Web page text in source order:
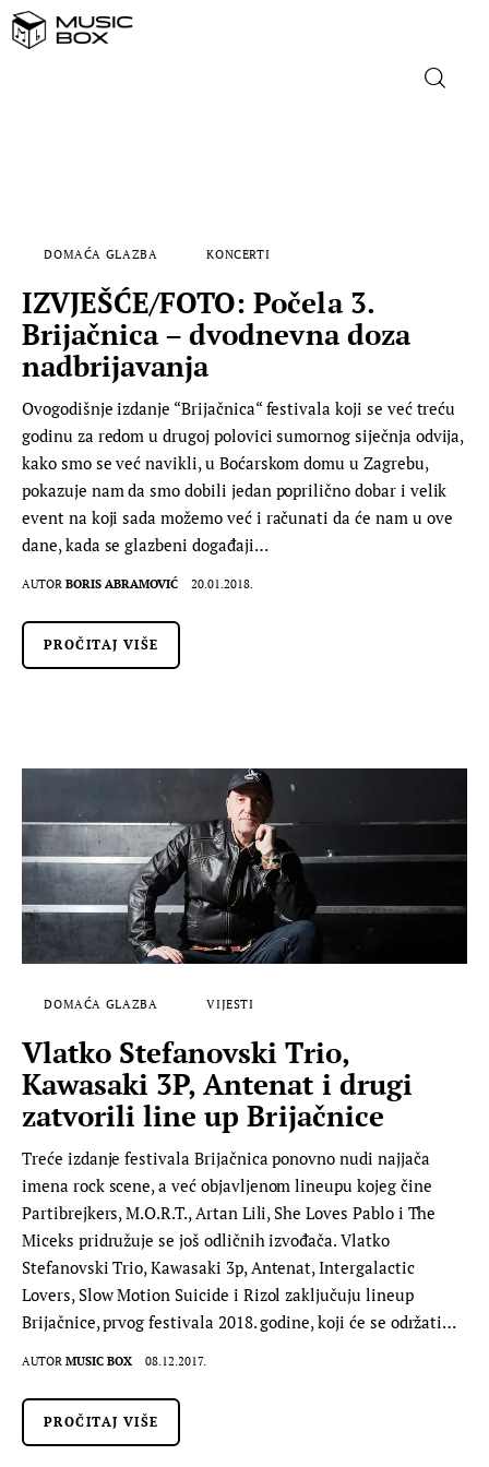
FILM
MUSIC BOX
DOMAĆA GLAZBA KONCERTI
IZVJEŠĆE/FOTO: Počela 3.
Brijačnica – dvodnevna doza
nadbrijavanja
Ovogodišnje izdanje “Brijačnica“ festivala koji se već treću
godinu za redom u drugoj polovici sumornog siječnja odvija,
kako smo se već navikli, u Boćarskom domu u Zagrebu,
pokazuje nam da smo dobili jedan poprilično dobar i velik
event na koji sada možemo već i računati da će nam u ove
dane, kada se glazbeni događaji…
AUTOR BORIS ABRAMOVIĆ 20.01.2018.
PROČITAJ VIŠE
DOMAĆA GLAZBA VIJESTI
Vlatko Stefanovski Trio,
Kawasaki 3P, Antenat i drugi
zatvorili line up Brijačnice
Treće izdanje festivala Brijačnica ponovno nudi najjača
imena rock scene, a već objavljenom lineupu kojeg čine
Partibrejkers, M.O.R.T., Artan Lili, She Loves Pablo i The
Miceks pridružuje se još odličnih izvođača. Vlatko
Stefanovski Trio, Kawasaki 3p, Antenat, Intergalactic
Lovers, Slow Motion Suicide i Rizol zaključuju lineup
Brijačnice, prvog festivala 2018. godine, koji će se održati…
AUTOR MUSIC BOX 08.12.2017.
PROČITAJ VIŠE